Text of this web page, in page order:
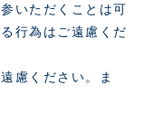
いただくことは可
行為はご遠慮くだ
慮ください。ま